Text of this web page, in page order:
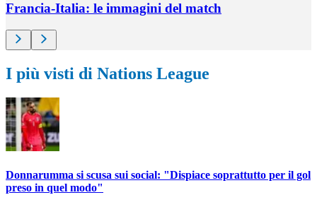
Francia-Italia: le immagini del match
I più visti di Nations League
Donnarumma si scusa sui social: "Dispiace soprattutto per il gol
preso in quel modo"